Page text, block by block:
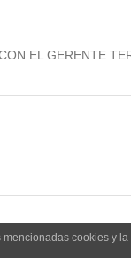
EL GERENTE
cookies y